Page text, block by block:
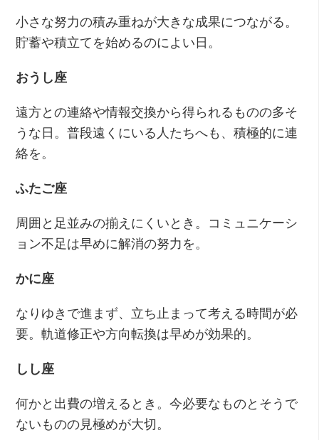
小さな努力の積み重ねが大きな成果につながる。
貯蓄や積立てを始めるのによい日。
おうし座
遠方との連絡や情報交換から得られるものの多そ
うな日。普段遠くにいる人たちへも、積極的に連
絡を。
ふたご座
周囲と足並みの揃えにくいとき。コミュニケーシ
ョン不足は早めに解消の努力を。
かに座
なりゆきで進まず、立ち止まって考える時間が必
要。軌道修正や方向転換は早めが効果的。
しし座
何かと出費の増えるとき。今必要なものとそうで
ないものの見極めが大切。